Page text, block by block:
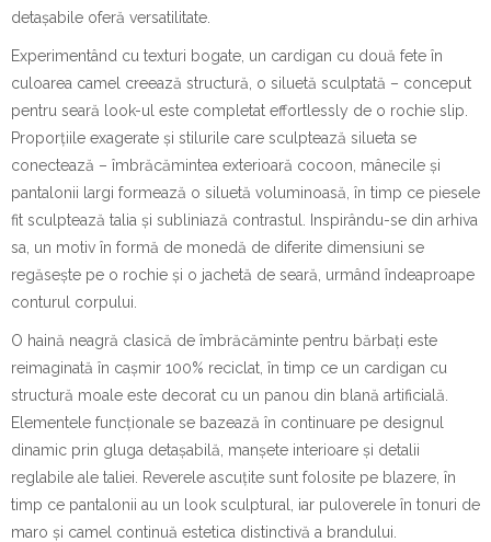
detașabile oferă versatilitate.
Experimentând cu texturi bogate, un cardigan cu două fete în
culoarea camel creează structură, o siluetă sculptată – conceput
pentru seară look-ul este completat effortlessly de o rochie slip.
Proporțiile exagerate și stilurile care sculptează silueta se
conectează – îmbrăcămintea exterioară cocoon, mânecile și
pantalonii largi formează o siluetă voluminoasă, în timp ce piesele
fit sculptează talia și subliniază contrastul. Inspirându-se din arhiva
sa, un motiv în formă de monedă de diferite dimensiuni se
regăsește pe o rochie și o jachetă de seară, urmând îndeaproape
conturul corpului.
O haină neagră clasică de îmbrăcăminte pentru bărbați este
reimaginată în cașmir 100% reciclat, în timp ce un cardigan cu
structură moale este decorat cu un panou din blană artificială.
Elementele funcționale se bazează în continuare pe designul
dinamic prin gluga detașabilă, manșete interioare și detalii
reglabile ale taliei. Reverele ascuțite sunt folosite pe blazere, în
timp ce pantalonii au un look sculptural, iar puloverele în tonuri de
maro și camel continuă estetica distinctivă a brandului.